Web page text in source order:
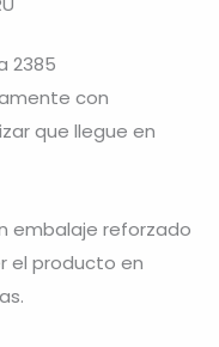
2385
con
que llegue en
embalaje reforzado
el producto en